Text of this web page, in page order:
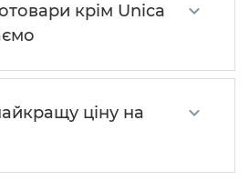
крім Unica
ціну на